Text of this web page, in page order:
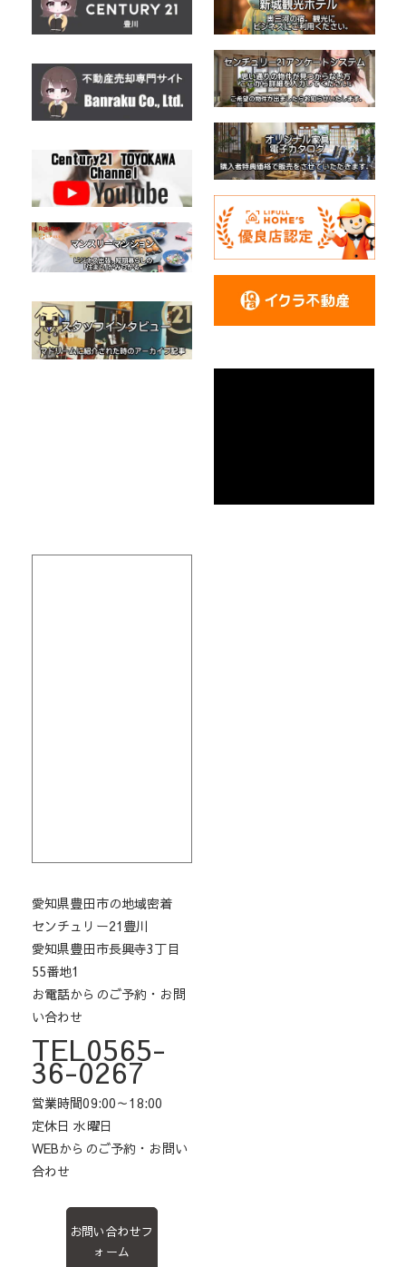
愛知県豊田市の地域密着
センチュリー21豊川
愛知県豊田市長興寺3丁目
55番地1
お電話からのご予約・お問
い合わせ
TEL0565-
36-0267
営業時間09:00～18:00
定休日 水曜日
WEBからのご予約・お問い
合わせ
お問い合わせフ
ォーム